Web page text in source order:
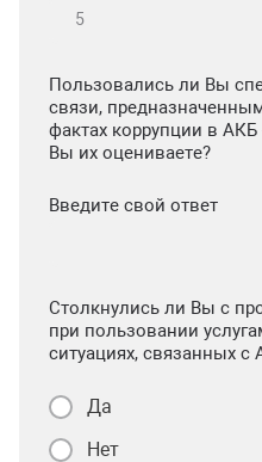
Пользовались ли Вы
связи,
фактах коррупции в АКБ
Вы их оцениваете?
Введите свой ответ
Столкнулись ли Вы с
при пользовании
ситуациях, связанных с
Да
Нет